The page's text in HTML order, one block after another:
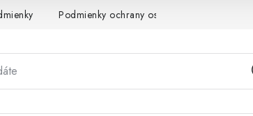
Podmienky ochrany osobných údajov